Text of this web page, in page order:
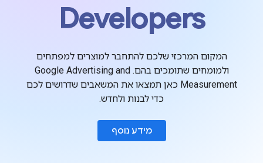
Developers
המקום המרכזי שלכם להתחבר למוצרים למפתחים
ולמומחים שתומכים בהם. Google Advertising and
Measurement כאן תמצאו את המשאבים שדרושים לכם
כדי לבנות ולחדש.
מידע נוסף